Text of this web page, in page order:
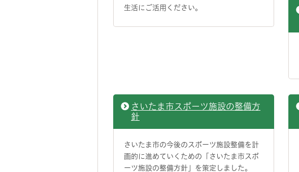
生活にご活用ください。
さいたま市スポーツ施設の整備方
針
さいたま市の今後のスポーツ施設整備を計
画的に進めていくための「さいたま市スポ
ーツ施設の整備方針」を策定しました。